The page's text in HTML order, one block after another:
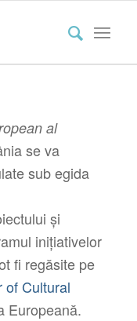
al
se va
sub egida
și
inițiativelor
fi regăsite pe
of Cultural
Europeană.